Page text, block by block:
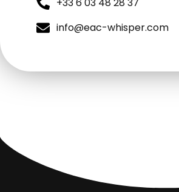
+33 6 03 48 28 37
info@eac-whisper.com